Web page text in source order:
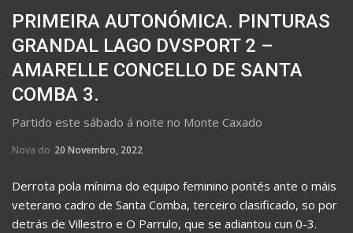
PRIMEIRA AUTONÓMICA. PINTURAS
GRANDAL LAGO DVSPORT 2 –
AMARELLE CONCELLO DE SANTA
COMBA 3.
Partido este sábado á noite no Monte Caxado
Nova do 20 Novembro, 2022
Derrota pola mínima do equipo feminino pontés ante o máis
veterano cadro de Santa Comba, terceiro clasificado, so por
detrás de Villestro e O Parrulo, que se adiantou cun 0-3.